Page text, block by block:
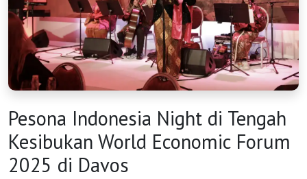
Pesona Indonesia Night di Tengah
Kesibukan World Economic Forum
2025 di Davos